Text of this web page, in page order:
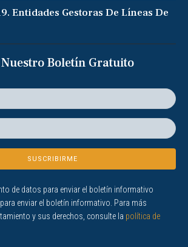
Entidades Gestoras De Líneas De
Boletín Gratuito
de datos para enviar el boletín informativo
enviar el boletín informativo. Para más
y sus derechos, consulte la política de